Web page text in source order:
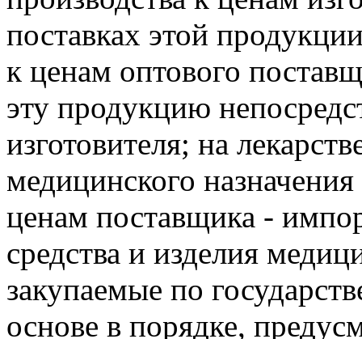
поставках этой
к ценам оптового
эту продукцию
изготовителя; на
медицинского
ценам поставщика -
средства и изделия
закупаемые по
основе в порядке,